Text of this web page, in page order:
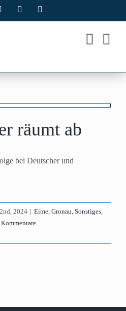
Instagram
räumt ab
bei Deutscher und
2024 | Eime, Gronau, Sonstiges,